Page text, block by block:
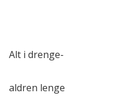
Alt i drenge-
aldren lenge